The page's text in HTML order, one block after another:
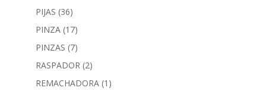
PIJAS (36)
PINZA (17)
PINZAS (7)
RASPADOR (2)
REMACHADORA (1)